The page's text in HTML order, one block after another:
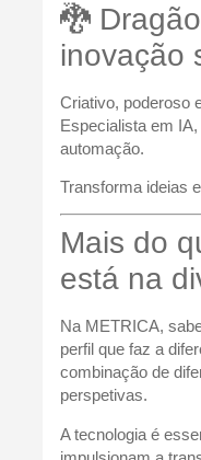
🐉
inovação
Criativo, poderoso
Especialista em
automação.
Transforma ideias
Mais do
está na
Na METRICA,
perfil que faz a
combinação de
perspetivas.
A tecnologia é